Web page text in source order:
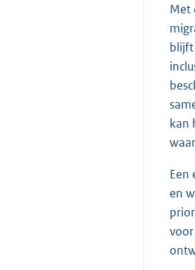
Met
blijft
kan
Een
en